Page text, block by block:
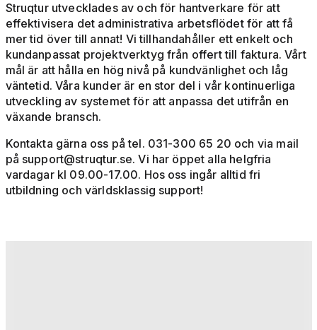
Struqtur utvecklades av och för hantverkare för att
effektivisera det administrativa arbetsflödet för att få
mer tid över till annat! Vi tillhandahåller ett enkelt och
kundanpassat projektverktyg från offert till faktura. Vårt
mål är att hålla en hög nivå på kundvänlighet och låg
väntetid. Våra kunder är en stor del i vår kontinuerliga
utveckling av systemet för att anpassa det utifrån en
växande bransch.
Kontakta gärna oss på tel. 031-300 65 20 och via mail
på support@struqtur.se. Vi har öppet alla helgfria
vardagar kl 09.00-17.00. Hos oss ingår alltid fri
utbildning och världsklassig support!